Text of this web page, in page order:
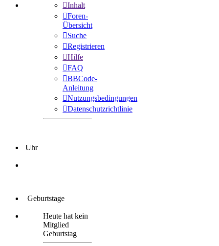
Inhalt
Foren-
Übersicht
Suche
Registrieren
Hilfe
FAQ
BBCode-
Anleitung
Nutzungsbedingungen
Datenschutzrichtlinie
Uhr
Geburtstage
Heute hat kein
Mitglied
Geburtstag